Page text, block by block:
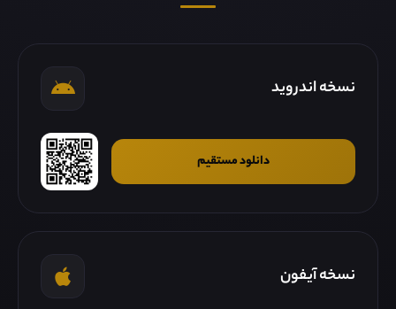
نسخه اندروید
دانلود مستقیم
نسخه آیفون